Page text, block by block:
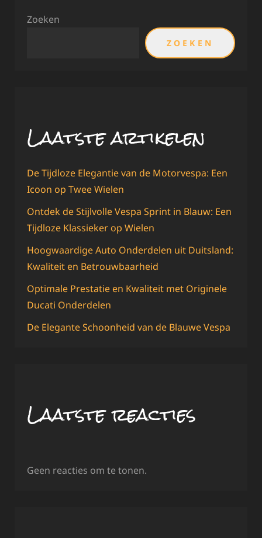
Zoeken
ZOEKEN
Laatste artikelen
De Tijdloze Elegantie van de Motorvespa: Een
Icoon op Twee Wielen
Ontdek de Stijlvolle Vespa Sprint in Blauw: Een
Tijdloze Klassieker op Wielen
Hoogwaardige Auto Onderdelen uit Duitsland:
Kwaliteit en Betrouwbaarheid
Optimale Prestatie en Kwaliteit met Originele
Ducati Onderdelen
De Elegante Schoonheid van de Blauwe Vespa
Laatste reacties
Geen reacties om te tonen.